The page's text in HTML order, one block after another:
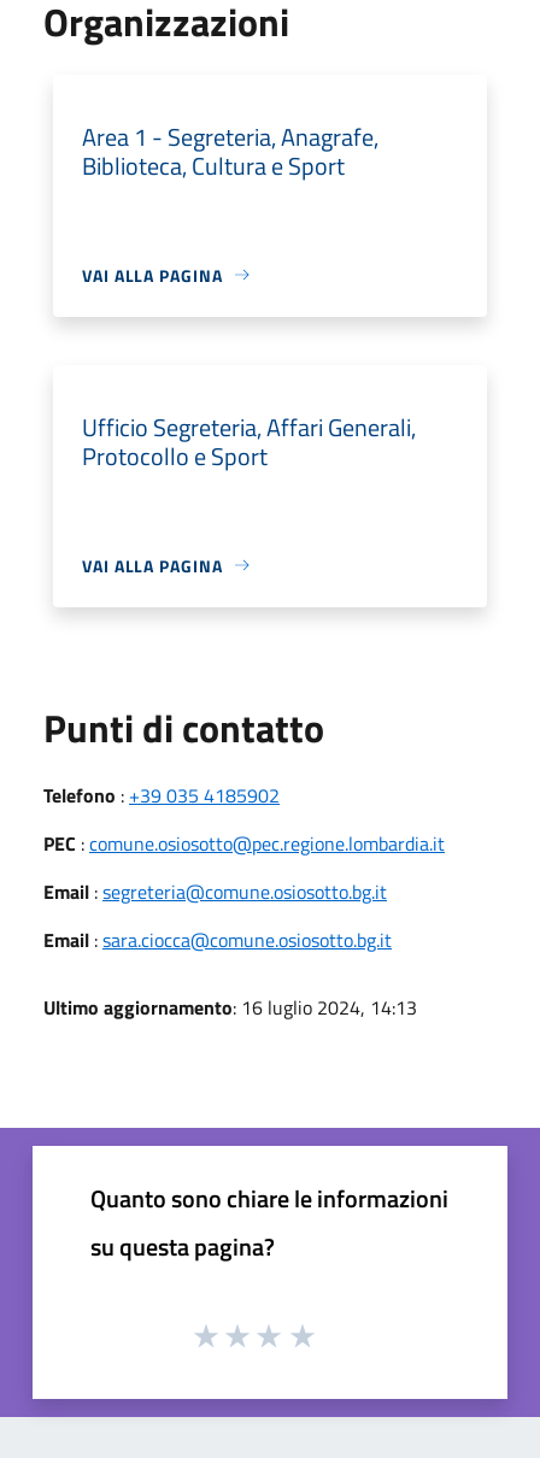
Organizzazioni
Area 1 - Segreteria, Anagrafe,
Biblioteca, Cultura e Sport
VAI ALLA PAGINA
Ufficio Segreteria, Affari Generali,
Protocollo e Sport
VAI ALLA PAGINA
Punti di contatto
Telefono : +39 035 4185902
PEC :comune.osiosotto@pec.regione.lombardia.it
Email :segreteria@comune.osiosotto.bg.it
Email :sara.ciocca@comune.osiosotto.bg.it
Ultimo aggiornamento: 16 luglio 2024, 14:13
Quanto sono chiare le informazioni
su questa pagina?